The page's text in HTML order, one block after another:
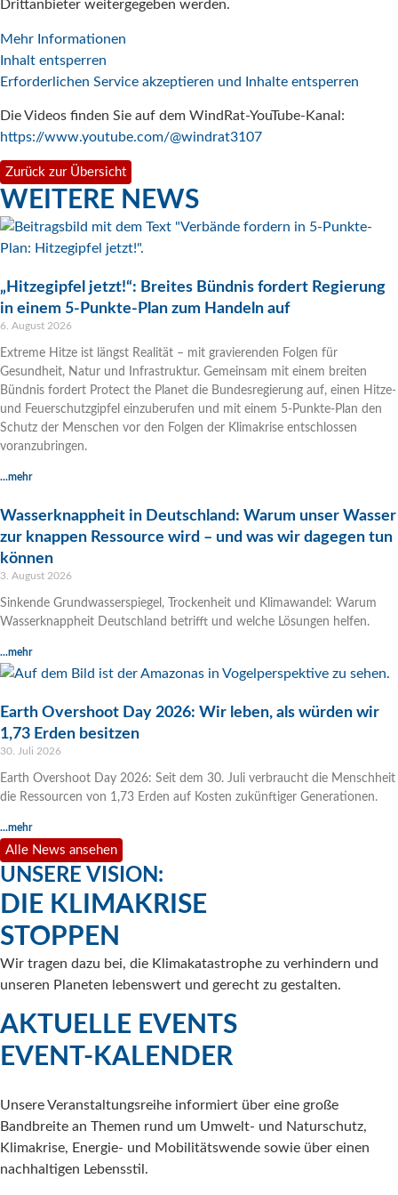
Drittanbieter weitergegeben werden.
Mehr Informationen
Inhalt entsperren
Erforderlichen Service akzeptieren und Inhalte entsperren
Die Videos finden Sie auf dem WindRat-YouTube-Kanal:
https://www.youtube.com/@windrat3107
Zurück zur Übersicht
WEITERE NEWS
„Hitzegipfel jetzt!“: Breites Bündnis fordert Regierung
in einem 5-Punkte-Plan zum Handeln auf
6. August 2026
Extreme Hitze ist längst Realität – mit gravierenden Folgen für
Gesundheit, Natur und Infrastruktur. Gemeinsam mit einem breiten
Bündnis fordert Protect the Planet die Bundesregierung auf, einen Hitze-
und Feuerschutzgipfel einzuberufen und mit einem 5-Punkte-Plan den
Schutz der Menschen vor den Folgen der Klimakrise entschlossen
voranzubringen.
...mehr
Wasserknappheit in Deutschland: Warum unser Wasser
zur knappen Ressource wird – und was wir dagegen tun
können
3. August 2026
Sinkende Grundwasserspiegel, Trockenheit und Klimawandel: Warum
Wasserknappheit Deutschland betrifft und welche Lösungen helfen.
...mehr
Earth Overshoot Day 2026: Wir leben, als würden wir
1,73 Erden besitzen
30. Juli 2026
Earth Overshoot Day 2026: Seit dem 30. Juli verbraucht die Menschheit
die Ressourcen von 1,73 Erden auf Kosten zukünftiger Generationen.
...mehr
Alle News ansehen
UNSERE VISION:
DIE KLIMAKRISE
STOPPEN
Wir tragen dazu bei, die Klimakatastrophe zu verhindern und
unseren Planeten lebenswert und gerecht zu gestalten.
AKTUELLE EVENTS
EVENT-KALENDER
Unsere Veranstaltungsreihe informiert über eine große
Bandbreite an Themen rund um Umwelt- und Naturschutz,
Klimakrise, Energie- und Mobilitätswende sowie über einen
nachhaltigen Lebensstil.